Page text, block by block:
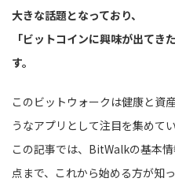
大きな話題となっており、
「ビットコインに興味が出てき
す。
このビットウォークは健康と資
うなアプリとして注目を集めてい
この記事では、BitWalkの基本
点まで、これから始める方が知